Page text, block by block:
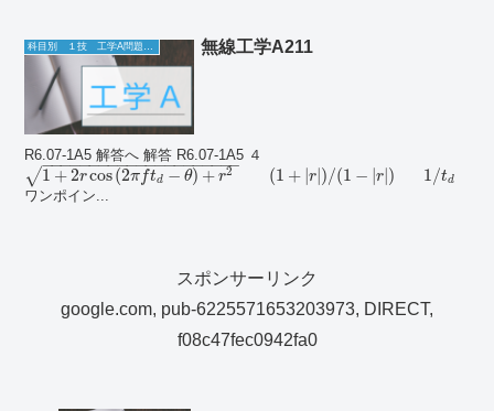
無線工学A211
R6.07-1A5 解答へ 解答 R6.07-1A5 ４
1 +2rcos(2π ftd − θ) + r2
− −
−−−−−−−−−−−−−−−−−−−
√ (1 + r| )/(1 − r| ) 1/td
ワンポイン...
スポンサーリンク
google.com, pub-6225571653203973, DIRECT,
f08c47fec0942fa0